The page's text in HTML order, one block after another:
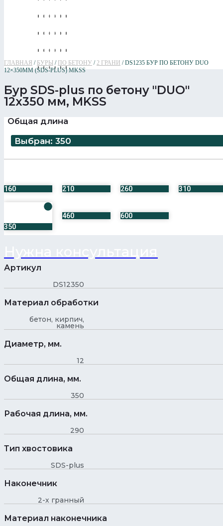
ГЛАВНАЯ / БУРЫ / ПО БЕТОНУ / 2 ГРАНИ / DS1235 БУР ПО БЕТОНУ DUO
12×350ММ (SDS-PLUS) MKSS
Бур SDS-plus по бетону "DUO"
12x350 мм, MKSS
Общая длина
Выбран: 350
160 210 260 310
350
460 600
Артикул
DS12350
Материал обработки
бетон, кирпич,
камень
Диаметр, мм.
12
Общая длина, мм.
350
Рабочая длина, мм.
290
Тип хвостовика
SDS-plus
Наконечник
2-х гранный
Материал наконечника